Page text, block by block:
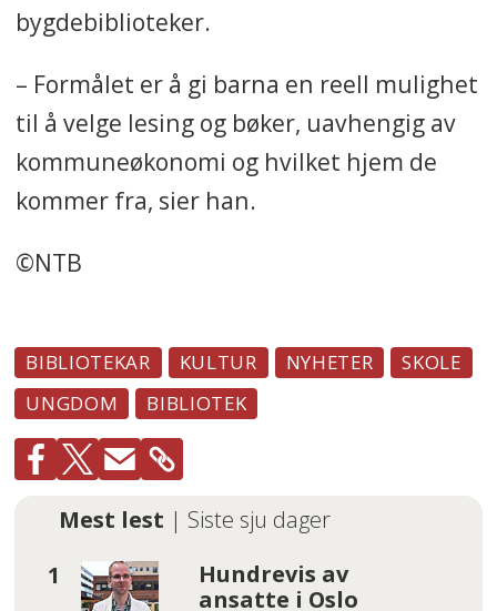
bygdebiblioteker.
– Formålet er å gi barna en reell mulighet
til å velge lesing og bøker, uavhengig av
kommuneøkonomi og hvilket hjem de
kommer fra, sier han.
©NTB
BIBLIOTEKAR KULTUR NYHETER
SKOLE
UNGDOM
BIBLIOTEK
Mest lest | Siste sju dager
Hundrevis av
ansatte i Oslo